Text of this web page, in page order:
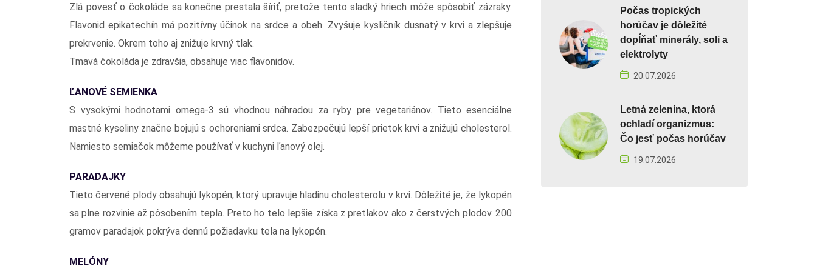
Zlá povesť o čokoláde sa konečne prestala šíriť, pretože tento sladký hriech môže spôsobiť zázraky.
Flavonid epikatechín má pozitívny účinok na srdce a obeh. Zvyšuje kysličník dusnatý v krvi a zlepšuje
prekrvenie. Okrem toho aj znižuje krvný tlak.
Tmavá čokoláda je zdravšia, obsahuje viac flavonidov.
ĽANOVÉ SEMIENKA
S vysokými hodnotami omega-3 sú vhodnou náhradou za ryby pre vegetariánov. Tieto esenciálne
mastné kyseliny značne bojujú s ochoreniami srdca. Zabezpečujú lepší prietok krvi a znižujú cholesterol.
Namiesto semiačok môžeme používať v kuchyni ľanový olej.
PARADAJKY
Tieto červené plody obsahujú lykopén, ktorý upravuje hladinu cholesterolu v krvi. Dôležité je, že lykopén
sa plne rozvinie až pôsobením tepla. Preto ho telo lepšie získa z pretlakov ako z čerstvých plodov. 200
gramov paradajok pokrýva dennú požiadavku tela na lykopén.
MELÓNY
Počas tropických
horúčav je dôležité
dopĺňať minerály, soli a
elektrolyty
20.07.2026
Letná zelenina, ktorá
ochladí organizmus:
Čo jesť počas horúčav
19.07.2026